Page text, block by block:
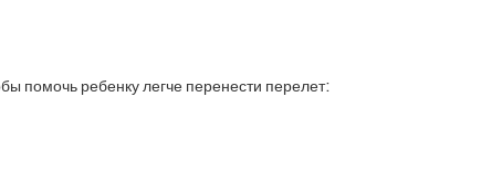
помочь ребенку легче перенести перелет: